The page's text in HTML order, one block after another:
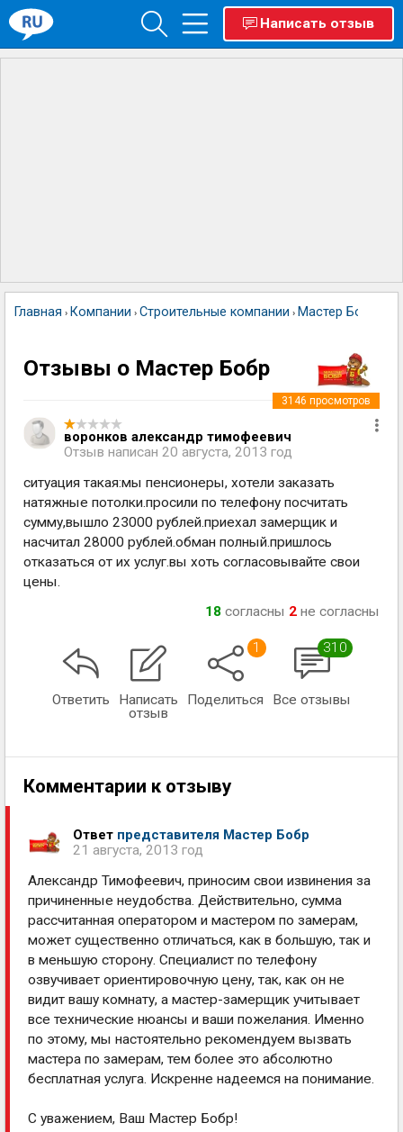
Написать отзыв
Главная › Компании › Строительные компании › Мастер Бобр
Отзывы о Мастер Бобр
воронков александр тимофеевич
Отзыв написан 20 августа, 2013 год
3146 просмотров
ситуация такая:мы пенсионеры, хотели заказать
натяжные потолки.просили по телефону посчитать
сумму,вышло 23000 рублей.приехал замерщик и
насчитал 28000 рублей.обман полный.пришлось
отказаться от их услуг.вы хоть согласовывайте свои
цены.
18 согласны 2 не согласны
Ответить
Написать
отзыв
1
Поделиться
310
Все отзывы
Комментарии к отзыву
Ответ представителя Мастер Бобр
21 августа, 2013 год
Александр Тимофеевич, приносим свои извинения за
причиненные неудобства. Действительно, сумма
рассчитанная оператором и мастером по замерам,
может существенно отличаться, как в большую, так и
в меньшую сторону. Специалист по телефону
озвучивает ориентировочную цену, так, как он не
видит вашу комнату, а мастер-замерщик учитывает
все технические нюансы и ваши пожелания. Именно
по этому, мы настоятельно рекомендуем вызвать
мастера по замерам, тем более это абсолютно
бесплатная услуга. Искренне надеемся на понимание.
С уважением, Ваш Мастер Бобр!